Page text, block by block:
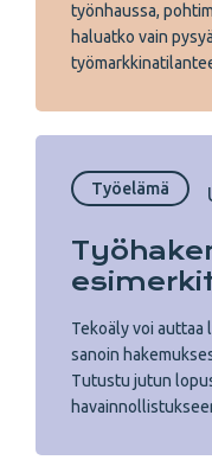
työnhaussa,
haluatko vain
Työelämä
Tekoäly voi auttaa
sanoin
Tutustu jutun